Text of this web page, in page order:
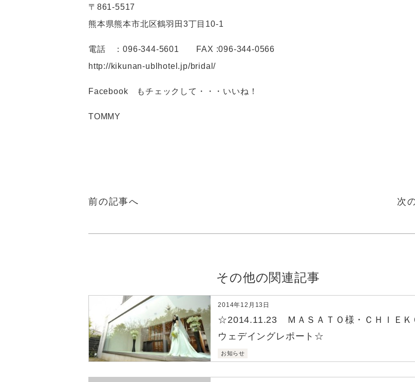
〒861-5517
熊本県熊本市北区鶴羽田3丁目10-1
電話 ：096-344-5601 FAX :096-344-0566
http://kikunan-ublhotel.jp/bridal/
Facebook もチェックして・・・いいね！
TOMMY
前の記事へ 次
その他の関連記事
2014年12月13日
☆2014.11.23 ＭＡＳＡＴＯ様・ＣＨＩＥ
ウェデイングレポート☆
お知らせ